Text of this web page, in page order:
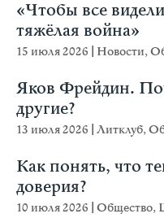
«Чтобы все
тяжёлая война»
15 июля 2026 Новости,
Яков Фрейдин.
другие?
13 июля 2026 Литклуб,
Как понять, что
доверия?
10 июля 2026 Общество,